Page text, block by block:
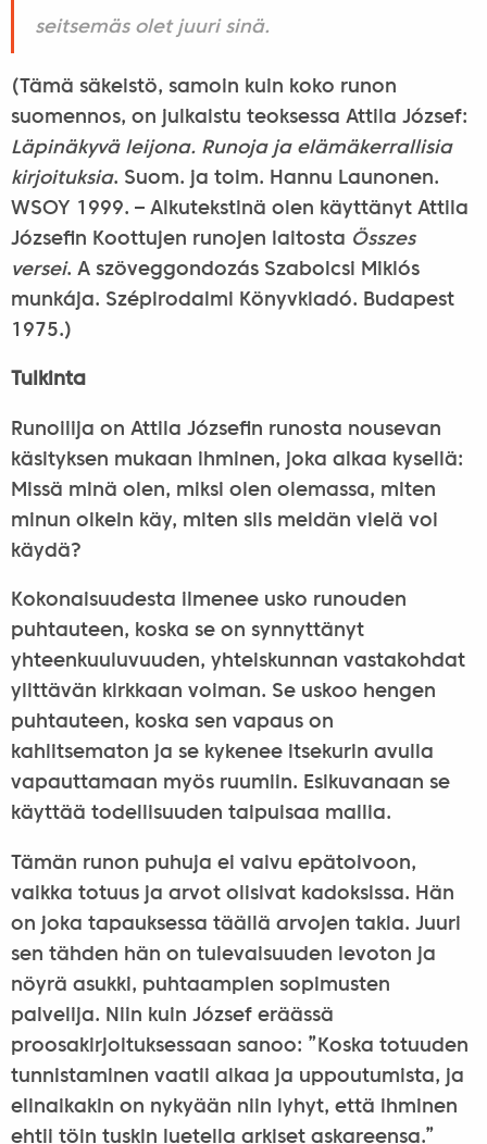
seitsemäs olet juuri sinä.
(Tämä säkeistö, samoin kuin koko runon
suomennos, on julkaistu teoksessa Attila József:
Läpinäkyvä leijona. Runoja ja elämäkerrallisia
kirjoituksia. Suom. ja toim. Hannu Launonen.
WSOY 1999. – Alkutekstinä olen käyttänyt Attila
Józsefin Koottujen runojen laitosta Összes
versei. A szöveggondozás Szabolcsi Miklós
munkája. Szépirodalmi Könyvkiadó. Budapest
1975.)
Tulkinta
Runoilija on Attila Józsefin runosta nousevan
käsityksen mukaan ihminen, joka alkaa kysellä:
Missä minä olen, miksi olen olemassa, miten
minun oikein käy, miten siis meidän vielä voi
käydä?
Kokonaisuudesta ilmenee usko runouden
puhtauteen, koska se on synnyttänyt
yhteenkuuluvuuden, yhteiskunnan vastakohdat
ylittävän kirkkaan voiman. Se uskoo hengen
puhtauteen, koska sen vapaus on
kahlitsematon ja se kykenee itsekurin avulla
vapauttamaan myös ruumiin. Esikuvanaan se
käyttää todellisuuden taipuisaa mallia.
Tämän runon puhuja ei vaivu epätoivoon,
vaikka totuus ja arvot olisivat kadoksissa. Hän
on joka tapauksessa täällä arvojen takia. Juuri
sen tähden hän on tulevaisuuden levoton ja
nöyrä asukki, puhtaampien sopimusten
palvelija. Niin kuin József eräässä
proosakirjoituksessaan sanoo: ”Koska totuuden
tunnistaminen vaatii aikaa ja uppoutumista, ja
elinaikakin on nykyään niin lyhyt, että ihminen
ehtii töin tuskin luetella arkiset askareensa.”